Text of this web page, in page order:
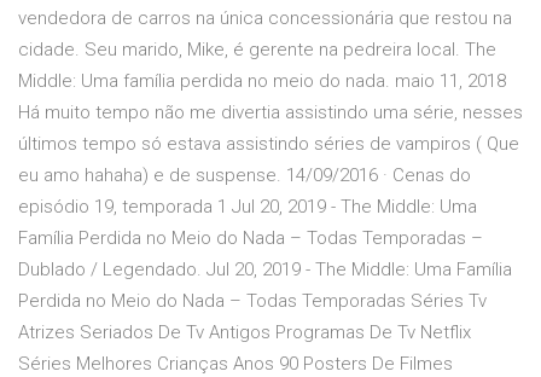
vendedora de carros na única concessionária que restou na
cidade. Seu marido, Mike, é gerente na pedreira local. The
Middle: Uma família perdida no meio do nada. maio 11, 2018
Há muito tempo não me divertia assistindo uma série, nesses
últimos tempo só estava assistindo séries de vampiros ( Que
eu amo hahaha) e de suspense. 14/09/2016 · Cenas do
episódio 19, temporada 1 Jul 20, 2019 - The Middle: Uma
Família Perdida no Meio do Nada – Todas Temporadas –
Dublado / Legendado. Jul 20, 2019 - The Middle: Uma Família
Perdida no Meio do Nada – Todas Temporadas Séries Tv
Atrizes Seriados De Tv Antigos Programas De Tv Netflix
Séries Melhores Crianças Anos 90 Posters De Filmes